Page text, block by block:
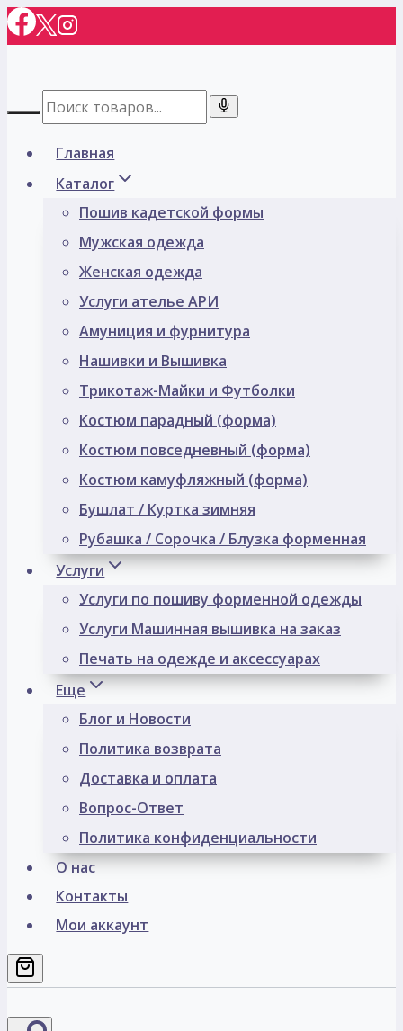
Перейти
к
Главная
Каталог
Пошив кадетской формы
Мужская одежда
Женская одежда
Услуги ателье АРИ
Амуниция и фурнитура
Нашивки и Вышивка
Трикотаж-Майки и Футболки
Костюм парадный (форма)
Костюм повседневный (форма)
Костюм камуфляжный (форма)
Бушлат / Куртка зимняя
Рубашка / Сорочка / Блузка форменная
Услуги
Услуги по пошиву форменной одежды
Услуги Машинная вышивка на заказ
Печать на одежде и аксессуарах
Еще
Блог и Новости
Политика возврата
Доставка и оплата
Вопрос-Ответ
Политика конфиденциальности
О нас
Контакты
Мои аккаунт